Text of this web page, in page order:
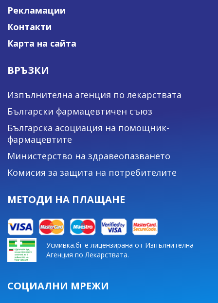
Рекламации
Контакти
Карта на сайта
ВРЪЗКИ
Изпълнителна агенция по лекарствата
Български фармацевтичен съюз
Българска асоциация на помощник-
фармацевтите
Министерство на здравеопазването
Комисия за защита на потребителите
МЕТОДИ НА ПЛАЩАНЕ
Усмивка.бг е лицензирана от Изпълнителна
Агенция по Лекарствата.
СОЦИАЛНИ МРЕЖИ